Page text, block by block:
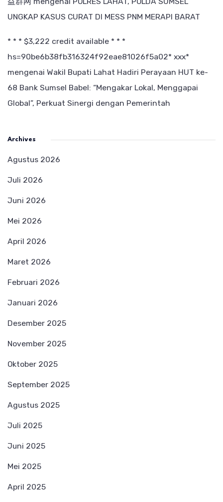
UNGKAP KASUS CURAT DI MESS PNM MERAPI BARAT
* * * $3,222 credit available * * *
hs=90be6b38fb316324f92eae81026f5a02* ххх*
mengenai Wakil Bupati Lahat Hadiri Perayaan HUT ke-
68 Bank Sumsel Babel: “Mengakar Lokal, Menggapai
Global”, Perkuat Sinergi dengan Pemerintah
Archives
Agustus 2026
Juli 2026
Juni 2026
Mei 2026
April 2026
Maret 2026
Februari 2026
Januari 2026
Desember 2025
November 2025
Oktober 2025
September 2025
Agustus 2025
Juli 2025
Juni 2025
Mei 2025
April 2025